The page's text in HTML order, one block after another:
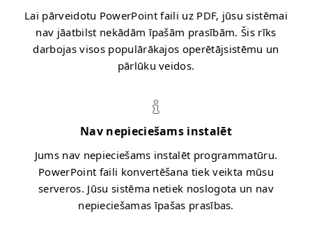
Lai pārveidotu PowerPoint faili uz PDF, jūsu sistēmai
nav jāatbilst nekādām īpašām prasībām. Šis rīks
darbojas visos populārākajos operētājsistēmu un
pārlūku veidos.
Nav nepieciešams instalēt
Jums nav nepieciešams instalēt programmatūru.
PowerPoint faili konvertēšana tiek veikta mūsu
serveros. Jūsu sistēma netiek noslogota un nav
nepieciešamas īpašas prasības.